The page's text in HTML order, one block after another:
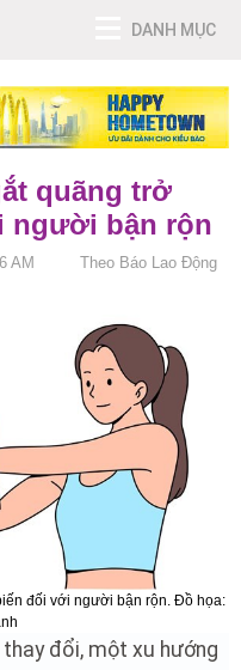
DANH MỤC
quãng trở
người bận rộn
AM Theo Báo Lao Động
đối với người bận rộn. Đồ họa:
đổi, một xu hướng